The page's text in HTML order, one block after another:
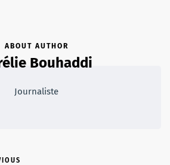
ABOUT AUTHOR
Bouhaddi
Journaliste